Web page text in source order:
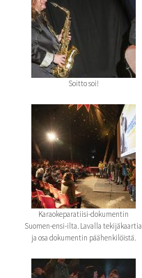
Soitto soi!
Karaokeparatiisi-dokumentin
Suomen-ensi-ilta. Lavalla tekijäkaartia
ja osa dokumentin päähenkilöistä.